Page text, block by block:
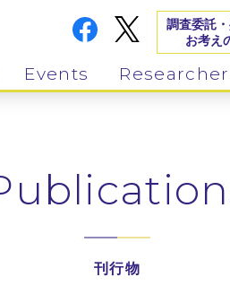
調査委託
お考え
Events Researcher
刊行物